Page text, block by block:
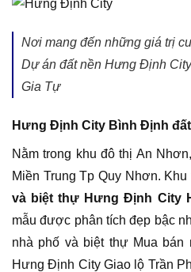
Nơi mang đến những giá trị
Dự án đất nền Hưng Định
Gia Tự
Hưng Định City Bình Định
Nằm trong khu đô thị An
Miền Trung Tp Quy Nhơn.
và biệt thự Hưng Định City
mẫu được phân tích đẹp bậc
nhà phố và biệt thự Mua
Hưng Định City Giao lộ Trần